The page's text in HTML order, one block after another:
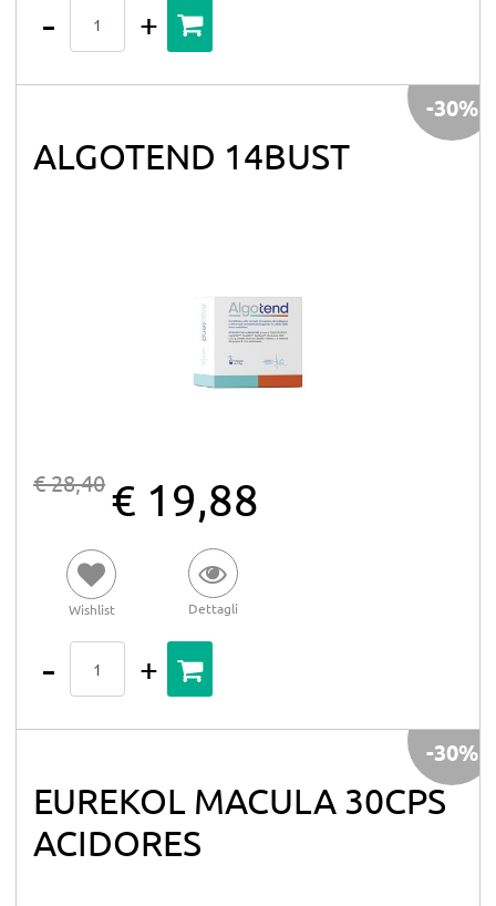
ALGOTEND 14BUST
€ 28,40 € 19,88
Wishlist Dettagli
-30%
EUREKOL MACULA 30CPS
ACIDORES
-30%